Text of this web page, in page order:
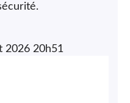
2026 20h51